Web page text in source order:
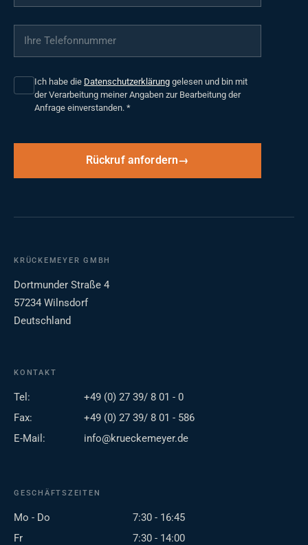
Ihre Telefonnummer
Ich habe die Datenschutzerklärung gelesen und bin mit
der Verarbeitung meiner Angaben zur Bearbeitung der
Anfrage einverstanden. *
Rückruf anfordern
KRÜCKEMEYER GMBH
Dortmunder Straße 4
57234 Wilnsdorf
Deutschland
KONTAKT
Tel:
+49 (0) 27 39/ 8 01 - 0
Fax:
+49 (0) 27 39/ 8 01 - 586
E-Mail:
info@krueckemeyer.de
GESCHÄFTSZEITEN
Mo - Do
7:30 - 16:45
Fr
7:30 - 14:00